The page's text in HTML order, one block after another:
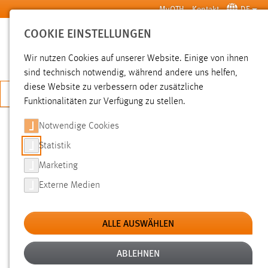
Zum Hauptinhalt springen MyOTH Kontakt DE
SUCHE
JETZT BEWERBEN
Hochschule Aktuelles News der OTH Amberg-Weiden
FAKULTÄT MB/UT:
ABSOLVENTENVERABSCHIEDUNG
17.06.2015
Die Fakultät Maschinenbau/Umwelttechnik
überreichte am 12.06.2015 den Absolventen
COOKIE EINSTELLUNGEN
Wir nutzen Cookies auf unserer Website. Einige von ihnen
sind technisch notwendig, während andere uns helfen,
diese Website zu verbessern oder zusätzliche
Funktionalitäten zur Verfügung zu stellen.
Notwendige Cookies
Statistik
Marketing
Externe Medien
ALLE AUSWÄHLEN
ABLEHNEN